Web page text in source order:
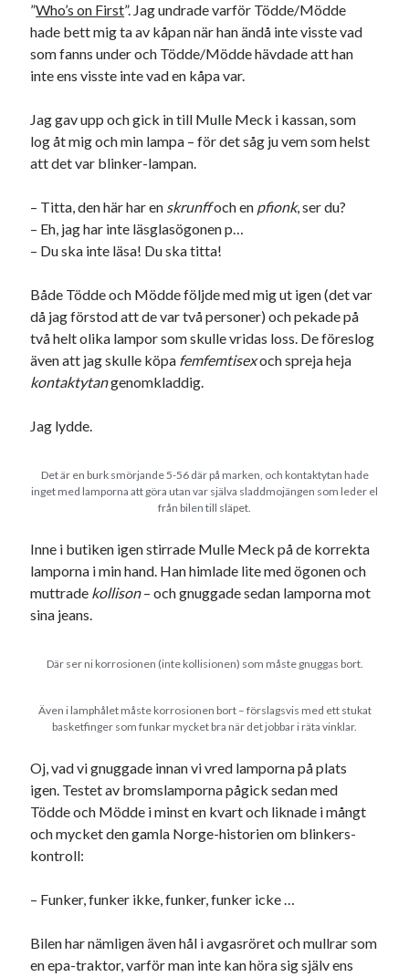
”Who’s on First”. Jag undrade varför Tödde/Mödde
hade bett mig ta av kåpan när han ändå inte visste vad
som fanns under och Tödde/Mödde hävdade att han
inte ens visste inte vad en kåpa var.
Jag gav upp och gick in till Mulle Meck i kassan, som
log åt mig och min lampa – för det såg ju vem som helst
att det var blinker-lampan.
– Titta, den här har en skrunffoch en pfionk, ser du?
– Eh, jag har inte läsglasögonen p…
– Du ska inte läsa! Du ska titta!
Både Tödde och Mödde följde med mig ut igen (det var
då jag förstod att de var två personer) och pekade på
två helt olika lampor som skulle vridas loss. De föreslog
även att jag skulle köpa femfemtisexoch spreja heja
kontaktytangenomkladdig.
Jag lydde.
Det är en burk smörjande 5-56 där på marken, och kontaktytan hade
inget med lamporna att göra utan var själva sladdmojängen som leder el
från bilen till släpet.
Inne i butiken igen stirrade Mulle Meck på de korrekta
lamporna i min hand. Han himlade lite med ögonen och
muttrade kollison– och gnuggade sedan lamporna mot
sina jeans.
Där ser ni korrosionen (inte kollisionen) som måste gnuggas bort.
Även i lamphålet måste korrosionen bort – förslagsvis med ett stukat
basketfinger som funkar mycket bra när det jobbar i räta vinklar.
Oj, vad vi gnuggade innan vi vred lamporna på plats
igen. Testet av bromslamporna pågick sedan med
Tödde och Mödde i minst en kvart och liknade i mångt
och mycket den gamla Norge-historien om blinkers-
kontroll:
– Funker, funker ikke, funker, funker icke …
Bilen har nämligen även hål i avgasröret och mullrar som
en epa-traktor, varför man inte kan höra sig själv ens